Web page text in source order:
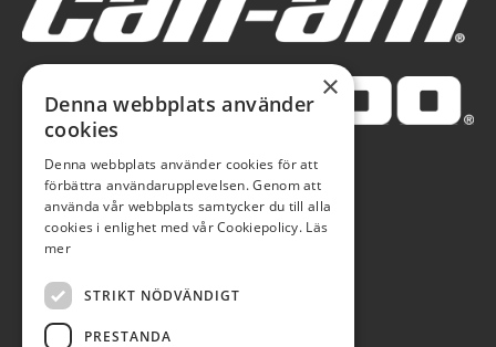
×
Denna webbplats använder
cookies
Denna webbplats använder cookies för att
förbättra användarupplevelsen. Genom att
använda vår webbplats samtycker du till alla
cookies i enlighet med vår Cookiepolicy. Läs
mer
STRIKT NÖDVÄNDIGT
PRESTANDA